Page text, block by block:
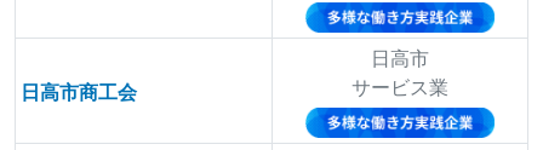
日高市商工会
日高市
サービス業